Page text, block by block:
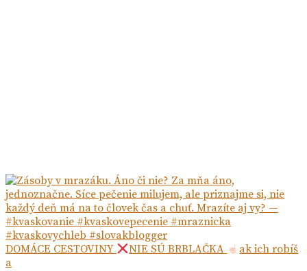
DOMÁCE CESTOVINY NIE SÚ BRBLAČKA
ak ich robíš
a